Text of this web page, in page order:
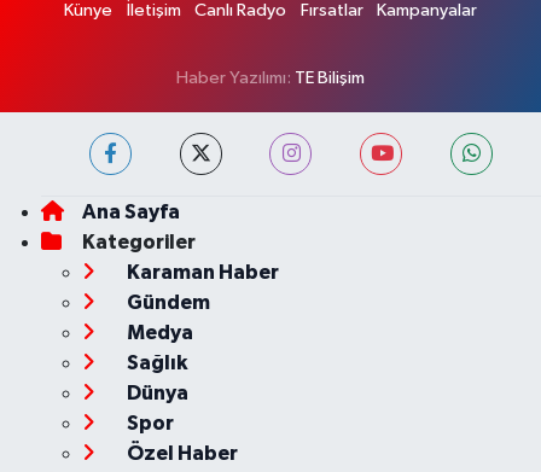
Künye İletişim Canlı Radyo Fırsatlar Kampanyalar
Haber Yazılımı: TE Bilişim
Ana Sayfa
Kategoriler
Karaman Haber
Gündem
Medya
Sağlık
Dünya
Spor
Özel Haber